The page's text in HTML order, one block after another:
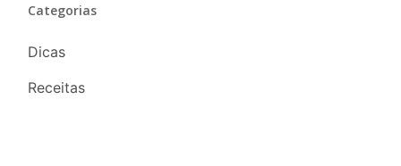
Categorias
Dicas
Receitas